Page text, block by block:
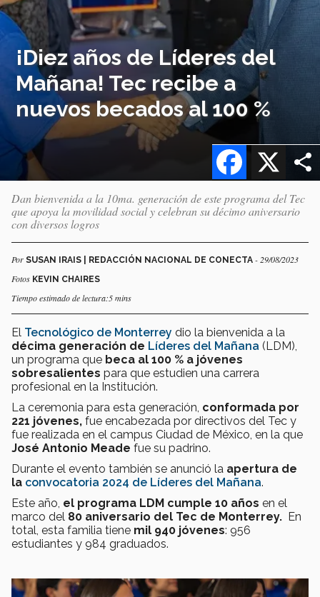
¡Diez años de Líderes del
Mañana! Tec recibe a
nuevos becados al 100 %
X
Facebook
Dan bienvenida a la 10ma. generación de este programa del Tec
que apoya la movilidad social y celebran su décimo aniversario
con diversos logros
Por SUSAN IRAIS | REDACCIÓN NACIONAL DE CONECTA - 29/08/2023
Fotos KEVIN CHAIRES
Tiempo estimado de lectura:5 mins
El Tecnológico de Monterrey dio la bienvenida a la
décima generación de Líderes del Mañana (LDM),
un programa que beca al 100 % a jóvenes
sobresalientes para que estudien una carrera
profesional en la Institución.
La ceremonia para esta generación, conformada por
221 jóvenes, fue encabezada por directivos del Tec y
fue realizada en el campus Ciudad de México, en la que
José Antonio Meade fue su padrino.
Durante el evento también se anunció la apertura de
la convocatoria 2024 de Líderes del Mañana.
Este año, el programa LDM cumple 10 años en el
marco del 80 aniversario del Tec de Monterrey. En
total, esta familia tiene mil 940 jóvenes: 956
estudiantes y 984 graduados.